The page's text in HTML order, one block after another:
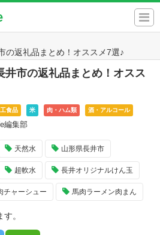
の返礼品まとめ！オススメ7選♪
井市の返礼品まとめ！オスス
食品 米 肉・ハム類 酒・アルコール
編集部
天然水 山形県長井市
超軟水 長井オリジナルけん玉
チャーシュー 馬肉ラーメン肉まん
。